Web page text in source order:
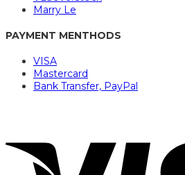
Marry Le
PAYMENT MENTHODS
VISA
Mastercard
Bank Transfer, PayPal